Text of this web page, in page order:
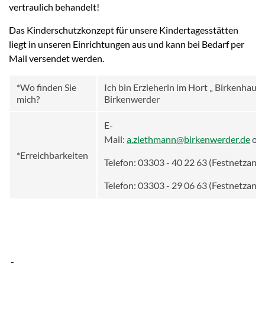
vertraulich behandelt!
Das Kinderschutzkonzept für unsere Kindertagesstätten
liegt in unseren Einrichtungen aus und kann bei Bedarf per
Mail versendet werden.
*Wo finden Sie
mich?
Ich bin Erzieherin im Hort „
Birkenwerder
*Erreichbarkeiten
E-
Mail: a.ziethmann@birkenwerder.de
Telefon: 03303 - 40 22 63
Telefon: 03303 - 29 06 63
-